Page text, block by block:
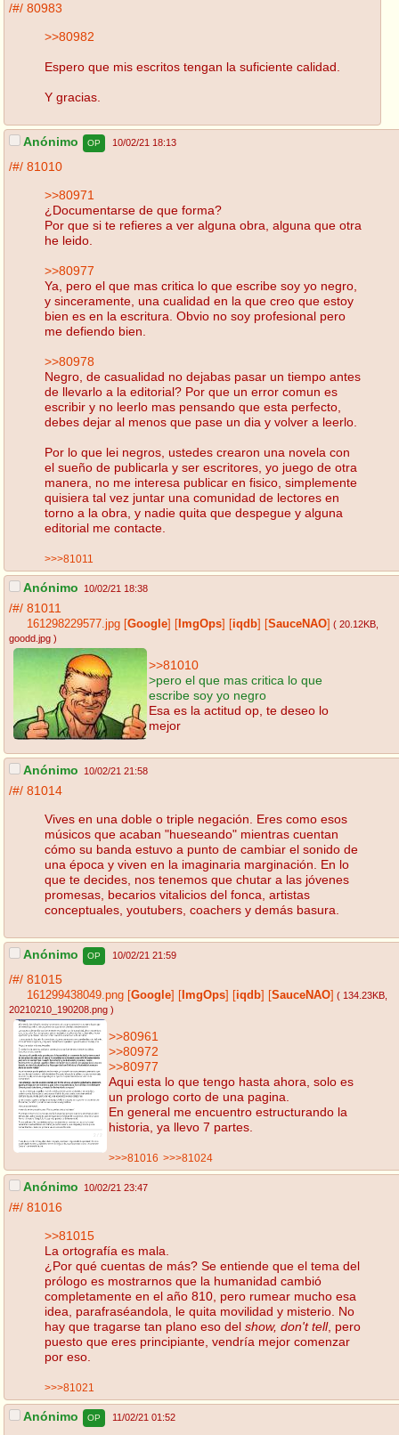
/#/ 80983
>>80982
Espero que mis escritos tengan la suficiente calidad.
Y gracias.
Anónimo OP 10/02/21 18:13
/#/ 81010
>>80971
¿Documentarse de que forma?
Por que si te refieres a ver alguna obra, alguna que otra
he leido.
>>80977
Ya, pero el que mas critica lo que escribe soy yo negro,
y sinceramente, una cualidad en la que creo que estoy
bien es en la escritura. Obvio no soy profesional pero
me defiendo bien.
>>80978
Negro, de casualidad no dejabas pasar un tiempo antes
de llevarlo a la editorial? Por que un error comun es
escribir y no leerlo mas pensando que esta perfecto,
debes dejar al menos que pase un dia y volver a leerlo.
Por lo que lei negros, ustedes crearon una novela con
el sueño de publicarla y ser escritores, yo juego de otra
manera, no me interesa publicar en fisico, simplemente
quisiera tal vez juntar una comunidad de lectores en
torno a la obra, y nadie quita que despegue y alguna
editorial me contacte.
>>>81011
Anónimo 10/02/21 18:38
/#/ 81011
161298229577.jpg Google ImgOps iqdb SauceNAO ( 20.12KB
goodd.jpg )
>>81010
>pero el que mas critica lo que
escribe soy yo negro
Esa es la actitud op, te deseo lo
mejor
Anónimo 10/02/21 21:58
/#/ 81014
Vives en una doble o triple negación. Eres como esos
músicos que acaban "hueseando" mientras cuentan
cómo su banda estuvo a punto de cambiar el sonido de
una época y viven en la imaginaria marginación. En lo
que te decides, nos tenemos que chutar a las jóvenes
promesas, becarios vitalicios del fonca, artistas
conceptuales, youtubers, coachers y demás basura.
Anónimo OP 10/02/21 21:59
/#/ 81015
161299438049.png Google ImgOps iqdb SauceNAO ( 134.23KB
20210210_190208.png )
>>80961
>>80972
>>80977
Aqui esta lo que tengo hasta ahora, solo es
un prologo corto de una pagina.
En general me encuentro estructurando la
historia, ya llevo 7 partes.
>>>81016 >>>81024
Anónimo 10/02/21 23:47
/#/ 81016
>>81015
La ortografía es mala.
¿Por qué cuentas de más? Se entiende que el tema del
prólogo es mostrarnos que la humanidad cambió
completamente en el año 810, pero rumear mucho esa
idea, parafraséandola, le quita movilidad y misterio. No
hay que tragarse tan plano eso del show, don't tell, pero
puesto que eres principiante, vendría mejor comenzar
por eso.
>>>81021
Anónimo OP 11/02/21 01:52